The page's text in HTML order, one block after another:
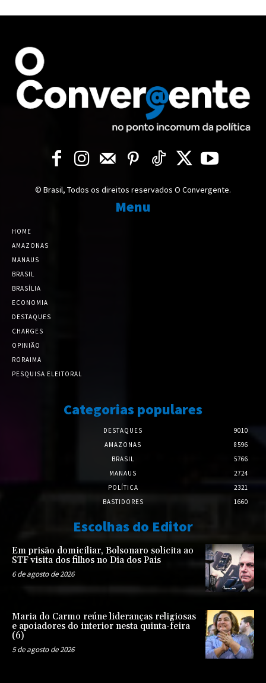
© Brasil, Todos os direitos reservados O Convergente.
Menu
HOME
AMAZONAS
MANAUS
BRASIL
BRASÍLIA
ECONOMIA
DESTAQUES
CHARGES
OPINIÃO
RORAIMA
PESQUISA ELEITORAL
Categorias populares
DESTAQUES
9010
AMAZONAS
8596
BRASIL
5766
MANAUS
2724
POLÍTICA
2321
BASTIDORES
1660
Escolhas do Editor
Em prisão domiciliar, Bolsonaro solicita ao
STF visita dos filhos no Dia dos Pais
6 de agosto de 2026
Maria do Carmo reúne lideranças religiosas
e apoiadores do interior nesta quinta-feira
(6)
5 de agosto de 2026